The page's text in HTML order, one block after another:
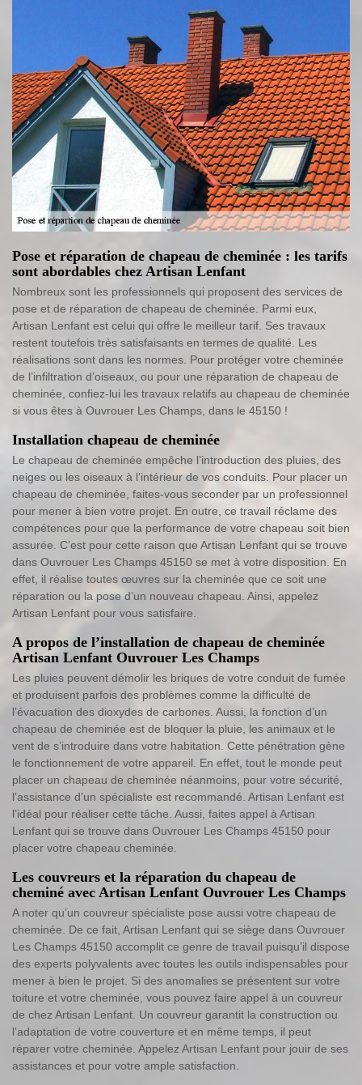
Pose et réparation de chapeau de cheminée : les tarifs
sont abordables chez Artisan Lenfant
Nombreux sont les professionnels qui proposent des services de
pose et de réparation de chapeau de cheminée. Parmi eux,
Artisan Lenfant est celui qui offre le meilleur tarif. Ses travaux
restent toutefois très satisfaisants en termes de qualité. Les
réalisations sont dans les normes. Pour protéger votre cheminée
de l’infiltration d’oiseaux, ou pour une réparation de chapeau de
cheminée, confiez-lui les travaux relatifs au chapeau de cheminée
si vous êtes à Ouvrouer Les Champs, dans le 45150 !
Installation chapeau de cheminée
Le chapeau de cheminée empêche l’introduction des pluies, des
neiges ou les oiseaux à l’intérieur de vos conduits. Pour placer un
chapeau de cheminée, faites-vous seconder par un professionnel
pour mener à bien votre projet. En outre, ce travail réclame des
compétences pour que la performance de votre chapeau soit bien
assurée. C’est pour cette raison que Artisan Lenfant qui se trouve
dans Ouvrouer Les Champs 45150 se met à votre disposition. En
effet, il réalise toutes œuvres sur la cheminée que ce soit une
réparation ou la pose d’un nouveau chapeau. Ainsi, appelez
Artisan Lenfant pour vous satisfaire.
A propos de l’installation de chapeau de cheminée
Artisan Lenfant Ouvrouer Les Champs
Les pluies peuvent démolir les briques de votre conduit de fumée
et produisent parfois des problèmes comme la difficulté de
l’évacuation des dioxydes de carbones. Aussi, la fonction d’un
chapeau de cheminée est de bloquer la pluie, les animaux et le
vent de s’introduire dans votre habitation. Cette pénétration gène
le fonctionnement de votre appareil. En effet, tout le monde peut
placer un chapeau de cheminée néanmoins, pour votre sécurité,
l’assistance d’un spécialiste est recommandé. Artisan Lenfant est
l’idéal pour réaliser cette tâche. Aussi, faites appel à Artisan
Lenfant qui se trouve dans Ouvrouer Les Champs 45150 pour
placer votre chapeau cheminée.
Les couvreurs et la réparation du chapeau de
cheminé avec Artisan Lenfant Ouvrouer Les Champs
A noter qu’un couvreur spécialiste pose aussi votre chapeau de
cheminée. De ce fait, Artisan Lenfant qui se siège dans Ouvrouer
Les Champs 45150 accomplit ce genre de travail puisqu’il dispose
des experts polyvalents avec toutes les outils indispensables pour
mener à bien le projet. Si des anomalies se présentent sur votre
toiture et votre cheminée, vous pouvez faire appel à un couvreur
de chez Artisan Lenfant. Un couvreur garantit la construction ou
l’adaptation de votre couverture et en même temps, il peut
réparer votre cheminée. Appelez Artisan Lenfant pour jouir de ses
assistances et pour votre ample satisfaction.